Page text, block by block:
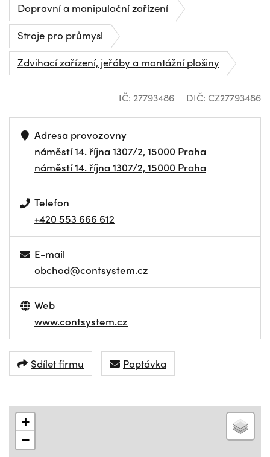
Dopravní a manipulační zařízení
Stroje pro průmysl
Zdvihací zařízení, jeřáby a montážní plošiny
IČ: 27793486 DIČ: CZ27793486
Adresa provozovny
náměstí 14. října 1307/2, 15000 Praha
náměstí 14. října 1307/2, 15000 Praha
Telefon
+420 553 666 612
E-mail
obchod@contsystem.cz
Web
www.contsystem.cz
Sdílet firmu Poptávka
+
−